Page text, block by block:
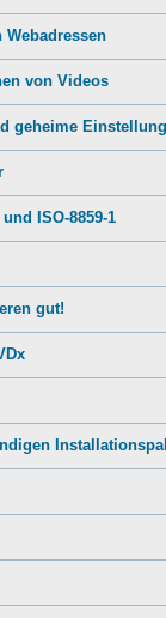
Webadressen
von Videos
geheime
ISO-8859-1
gut!